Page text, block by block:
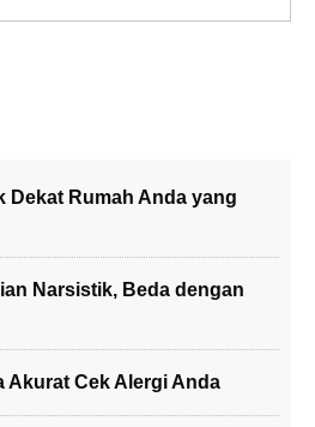
Dekat Rumah Anda yang
Narsistik, Beda dengan
Akurat Cek Alergi Anda